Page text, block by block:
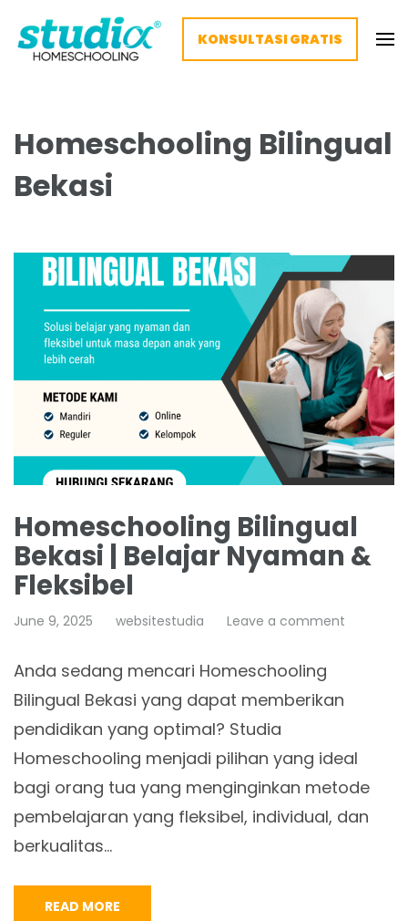
KONSULTASI GRATIS
Homeschooling Bilingual
Bekasi
Homeschooling Bilingual
Bekasi | Belajar Nyaman &
Fleksibel
June 9, 2025 websitestudia Leave a comment
Anda sedang mencari Homeschooling
Bilingual Bekasi yang dapat memberikan
pendidikan yang optimal? Studia
Homeschooling menjadi pilihan yang ideal
bagi orang tua yang menginginkan metode
pembelajaran yang fleksibel, individual, dan
berkualitas…
READ MORE